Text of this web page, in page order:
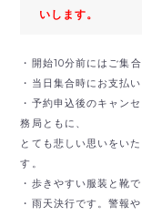
いします。
・開始10分前にはご集合
・当日集合時にお支払
・予約申込後のキャン
務局ともに、
とても悲しい思いをい
す。
・歩きやすい服装と靴
・雨天決行です。警報